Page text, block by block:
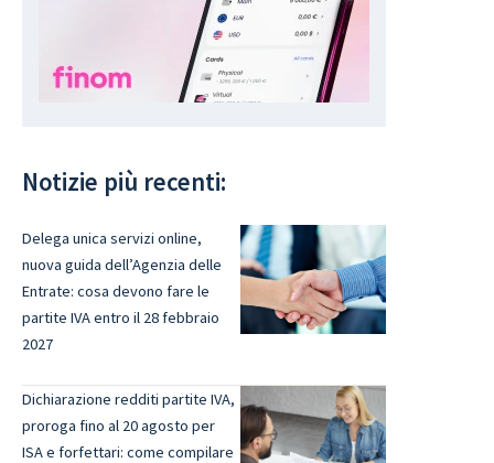
Notizie più recenti:
Delega unica servizi online,
nuova guida dell’Agenzia delle
Entrate: cosa devono fare le
partite IVA entro il 28 febbraio
2027
Dichiarazione redditi partite IVA,
proroga fino al 20 agosto per
ISA e forfettari: come compilare